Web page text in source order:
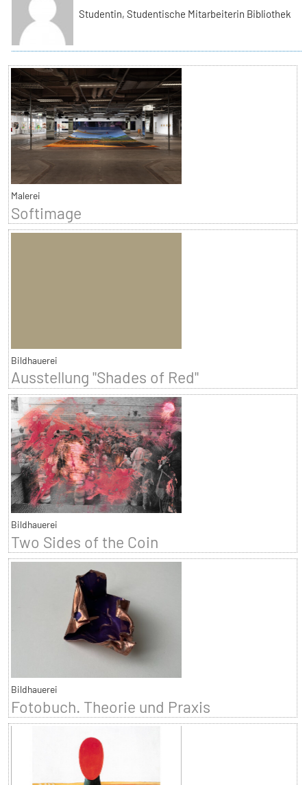
Studentin, Studentische Mitarbeiterin Bibliothek
Malerei
Softimage
Bildhauerei
Ausstellung "Shades of Red"
Bildhauerei
Two Sides of the Coin
Bildhauerei
Fotobuch. Theorie und Praxis